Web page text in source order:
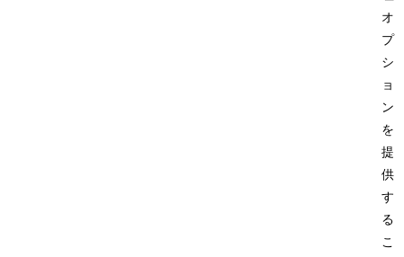
オ
プ
シ
ョ
ン
を
提
供
す
る
こ